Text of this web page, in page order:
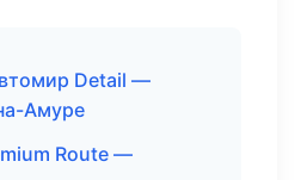
Detail —
Амуре
Route —